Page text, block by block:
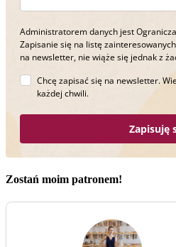
Administratorem danych jest
Zapisanie się na listę
na newsletter, nie wiąże się jednak z
Chcę zapisać się na newsletter.
każdej chwili.
Zapisuję
Zostań moim patronem!